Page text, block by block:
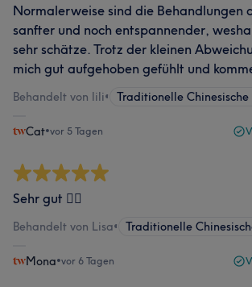
Normalerweise sind die Behandlungen
sanfter und noch entspannender,
sehr schätze. Trotz der kleinen
mich gut aufgehoben gefühlt und
Behandelt von lili• Traditionelle
Cat•vor 5 Tagen
Sehr gut 👍🏻
Behandelt von Lisa• Traditionelle
Mona•vor 6 Tagen